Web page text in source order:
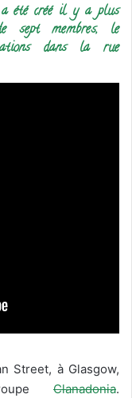
a été créé il y a plus
sept membres, le
dans la rue
Street, à Glasgow,
Clanadonia.